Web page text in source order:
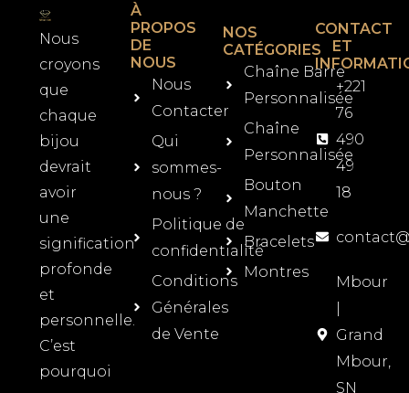
Nous
croyons
que
chaque
bijou
devrait
avoir
une
signification
profonde
et
personnelle.
C’est
pourquoi
À
PROPOS
DE
NOUS
Nous
Contacter
Qui
sommes-
nous ?
Politique de
confidentialité
Conditions
Générales
de Vente
NOS
CATÉGORIES
Chaîne Barre
Personnalisée
Chaîne
Personnalisée
Bouton
Manchette
Bracelets
Montres
CONTACT
ET
+221
76
490
49
18
Mbour
Grand
Mbour,
SN